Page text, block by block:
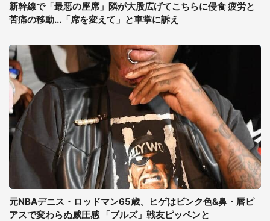
新幹線で「最悪の座席」隣が大股広げてこちらに侵食 疲労と
苦痛の移動...「席を変えて」と車掌に訴え
元NBAデニス・ロッドマン65歳、ヒゲはピンク色&鼻・唇ピ
アスで変わらぬ威圧感 「ブルズ」戦友ピッペンと